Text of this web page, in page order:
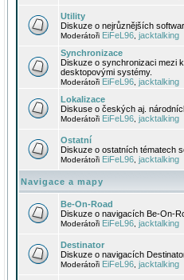
Utility
Diskuze o nejrůznějších
Moderátoři EiFeL96 jacktalking
Synchronizace
Diskuze o synchronizaci mezi
desktopovými systémy.
Moderátoři EiFeL96 jacktalking
Lokalizace
Diskuse o českých aj.
Moderátoři EiFeL96 jacktalking
Ostatní
Diskuze o ostatních tématech
Moderátoři EiFeL96 jacktalking
Navigace a mapy
Be-On-Road
Diskuze o navigacích Be-On-
Moderátoři EiFeL96 jacktalking
Destinator
Diskuze o navigacích
Moderátoři EiFeL96 jacktalking